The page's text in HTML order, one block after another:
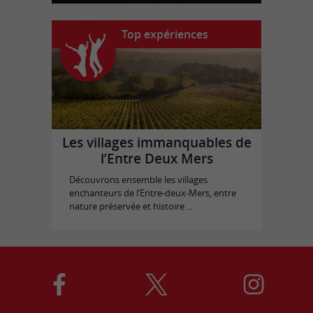
Top expériences
Les villages immanquables de
l’Entre Deux Mers
Découvrons ensemble les villages
enchanteurs de l’Entre-deux-Mers, entre
nature préservée et histoire ...